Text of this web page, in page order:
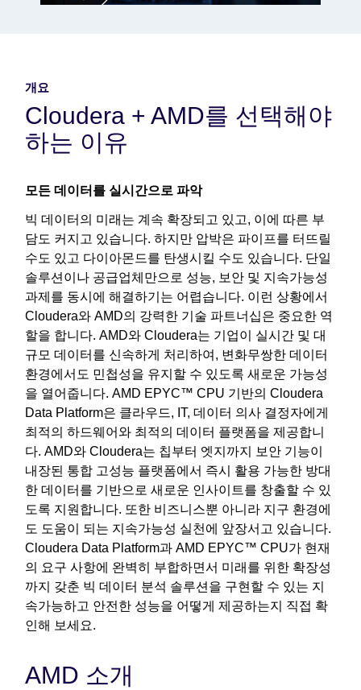
개요
Cloudera + AMD를 선택해야
하는 이유
모든 데이터를 실시간으로 파악
빅 데이터의 미래는 계속 확장되고 있고, 이에 따른 부
담도 커지고 있습니다. 하지만 압박은 파이프를 터뜨릴
수도 있고 다이아몬드를 탄생시킬 수도 있습니다. 단일
솔루션이나 공급업체만으로 성능, 보안 및 지속가능성
과제를 동시에 해결하기는 어렵습니다. 이런 상황에서
Cloudera와 AMD의 강력한 기술 파트너십은 중요한 역
할을 합니다. AMD와 Cloudera는 기업이 실시간 및 대
규모 데이터를 신속하게 처리하여, 변화무쌍한 데이터
환경에서도 민첩성을 유지할 수 있도록 새로운 가능성
을 열어줍니다. AMD EPYC™ CPU 기반의 Cloudera
Data Platform은 클라우드, IT, 데이터 의사 결정자에게
최적의 하드웨어와 최적의 데이터 플랫폼을 제공합니
다. AMD와 Cloudera는 칩부터 엣지까지 보안 기능이
내장된 통합 고성능 플랫폼에서 즉시 활용 가능한 방대
한 데이터를 기반으로 새로운 인사이트를 창출할 수 있
도록 지원합니다. 또한 비즈니스뿐 아니라 지구 환경에
도 도움이 되는 지속가능성 실천에 앞장서고 있습니다.
Cloudera Data Platform과 AMD EPYC™ CPU가 현재
의 요구 사항에 완벽히 부합하면서 미래를 위한 확장성
까지 갖춘 빅 데이터 분석 솔루션을 구현할 수 있는 지
속가능하고 안전한 성능을 어떻게 제공하는지 직접 확
인해 보세요.
AMD 소개